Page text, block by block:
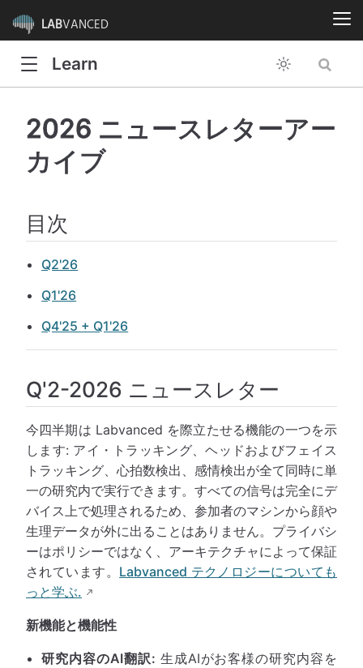
LABVANCED
Learn
2026 ニュースレターアー
カイブ
目次
Q2'26
Q1'26
Q4'25 + Q1'26
Q'2-2026 ニュースレター
今四半期は Labvanced を際立たせる機能の一つを示
します: アイ・トラッキング、ヘッドおよびフェイス
トラッキング、心拍数検出、感情検出が全て同時に単
一の研究内で実行できます。すべての信号は完全にデ
バイス上で処理されるため、参加者のマシンから顔や
生理データが外に出ることはありません。プライバシ
ーはポリシーではなく、アーキテクチャによって保証
されています。 Labvanced テクノロジーについても
っと学ぶ.
新機能と機能性
研究内容のAI翻訳: 生成AIがお客様の研究内容を